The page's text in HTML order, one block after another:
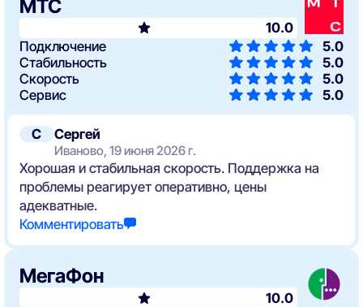
С Сергей
Иваново, 19 июня 2026 г.
Хорошая и стабильная скорость. Поддержка на
проблемы реагирует оперативно, цены
адекватные.
Комментировать
МТС
10.0
Подключение
5.0
Стабильность
5.0
Скорость
5.0
Сервис
5.0
МегаФон
10.0